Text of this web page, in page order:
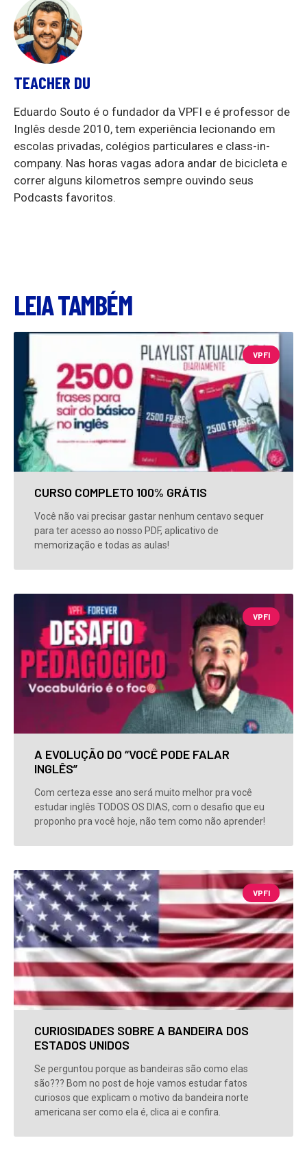
TEACHER DU
Eduardo Souto é o fundador da VPFI e é professor de
Inglês desde 2010, tem experiência lecionando em
escolas privadas, colégios particulares e class-in-
company. Nas horas vagas adora andar de bicicleta e
correr alguns kilometros sempre ouvindo seus
Podcasts favoritos.
LEIA TAMBÉM
VPFI
CURSO COMPLETO 100% GRÁTIS
Você não vai precisar gastar nenhum centavo sequer
para ter acesso ao nosso PDF, aplicativo de
memorização e todas as aulas!
VPFI
A EVOLUÇÃO DO “VOCÊ PODE FALAR
INGLÊS”
Com certeza esse ano será muito melhor pra você
estudar inglês TODOS OS DIAS, com o desafio que eu
proponho pra você hoje, não tem como não aprender!
VPFI
CURIOSIDADES SOBRE A BANDEIRA DOS
ESTADOS UNIDOS
Se perguntou porque as bandeiras são como elas
são??? Bom no post de hoje vamos estudar fatos
curiosos que explicam o motivo da bandeira norte
americana ser como ela é, clica ai e confira.